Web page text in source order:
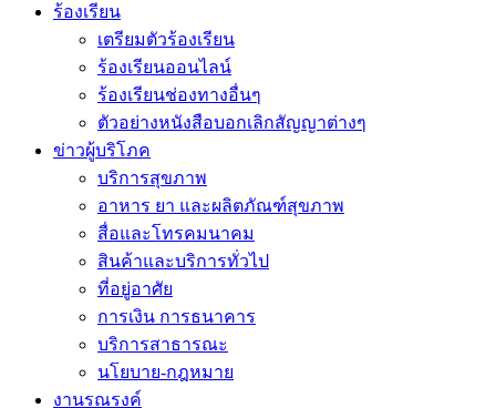
ร้องเรียน
เตรียมตัวร้องเรียน
ร้องเรียนออนไลน์
ร้องเรียนช่องทางอื่นๆ
ตัวอย่างหนังสือบอกเลิกสัญญาต่างๆ
ข่าวผู้บริโภค
บริการสุขภาพ
อาหาร ยา และผลิตภัณฑ์สุขภาพ
สื่อและโทรคมนาคม
สินค้าและบริการทั่วไป
ที่อยู่อาศัย
การเงิน การธนาคาร
บริการสาธารณะ
นโยบาย-กฎหมาย
งานรณรงค์